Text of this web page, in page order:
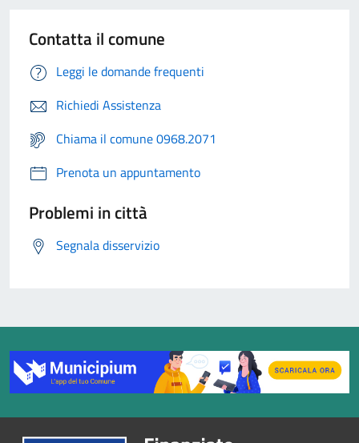
Contatta il comune
Leggi le domande frequenti
Richiedi Assistenza
Chiama il comune 0968.2071
Prenota un appuntamento
Problemi in città
Segnala disservizio